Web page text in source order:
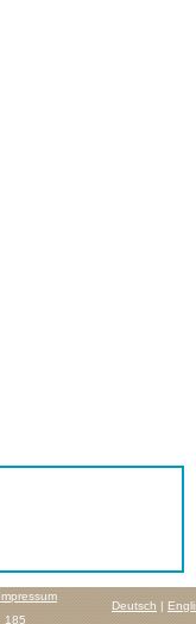
Deutsch |
Impressum
185